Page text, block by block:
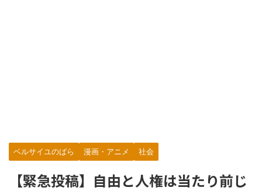
ベルサイユのばら 漫画・アニメ 社会
【緊急投稿】自由と人権は当たり前じ